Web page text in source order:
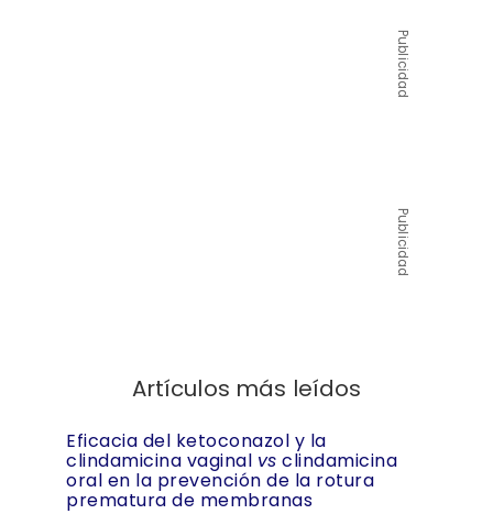
Publicidad
Publicidad
Artículos más leídos
Eficacia del ketoconazol y la
clindamicina vaginal vs clindamicina
oral en la prevención de la rotura
prematura de membranas